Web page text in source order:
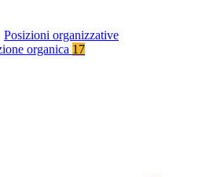
Posizioni organizzative
organica 17